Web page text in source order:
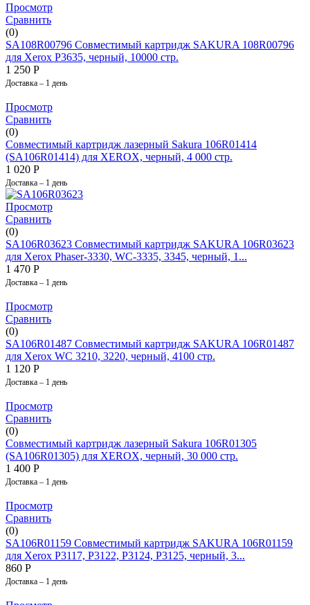
Просмотр
Сравнить
(0)
SA108R00796 Совместимый картридж SAKURA 108R00796
для Xerox P3635, черный, 10000 стр.
1 250 Р
Доставка – 1 день
Просмотр
Сравнить
(0)
Совместимый картридж лазерный Sakura 106R01414
(SA106R01414) для XEROX, черный, 4 000 стр.
1 020 Р
Доставка – 1 день
Просмотр
Сравнить
(0)
SA106R03623 Совместимый картридж SAKURA 106R03623
для Xerox Phaser-3330, WC-3335, 3345, черный, 1...
1 470 Р
Доставка – 1 день
Просмотр
Сравнить
(0)
SA106R01487 Совместимый картридж SAKURA 106R01487
для Xerox WC 3210, 3220, черный, 4100 стр.
1 120 Р
Доставка – 1 день
Просмотр
Сравнить
(0)
Совместимый картридж лазерный Sakura 106R01305
(SA106R01305) для XEROX, черный, 30 000 стр.
1 400 Р
Доставка – 1 день
Просмотр
Сравнить
(0)
SA106R01159 Совместимый картридж SAKURA 106R01159
для Xerox P3117, P3122, P3124, P3125, черный, 3...
860 Р
Доставка – 1 день